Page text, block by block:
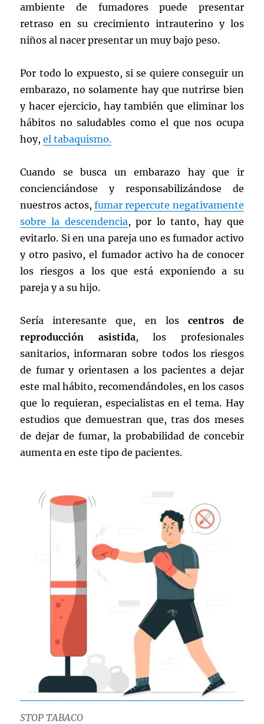
ambiente de fumadores puede presentar
retraso en su crecimiento intrauterino y los
niños al nacer presentar un muy bajo peso.
Por todo lo expuesto, si se quiere conseguir un
embarazo, no solamente hay que nutrirse bien
y hacer ejercicio, hay también que eliminar los
hábitos no saludables como el que nos ocupa
hoy,el tabaquismo.
Cuando se busca un embarazo hay que ir
concienciándose y responsabilizándose de
nuestros actos, fumar repercute negativamente
sobre la descendencia, por lo tanto, hay que
evitarlo. Si en una pareja uno es fumador activo
y otro pasivo, el fumador activo ha de conocer
los riesgos a los que está exponiendo a su
pareja y a su hijo.
Sería interesante que, en los centros de
reproducción asistida, los profesionales
sanitarios, informaran sobre todos los riesgos
de fumar y orientasen a los pacientes a dejar
este mal hábito, recomendándoles, en los casos
que lo requieran, especialistas en el tema. Hay
estudios que demuestran que, tras dos meses
de dejar de fumar, la probabilidad de concebir
aumenta en este tipo de pacientes.
STOP TABACO